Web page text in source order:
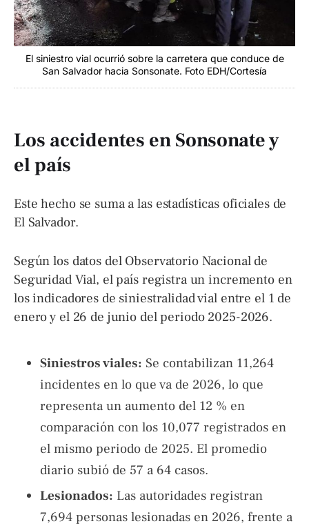
El siniestro vial ocurrió sobre la carretera que conduce de
San Salvador hacia Sonsonate. Foto EDH/Cortesía
Los accidentes en Sonsonate y
el país
Este hecho se suma a las estadísticas oficiales de
El Salvador.
Según los datos del Observatorio Nacional de
Seguridad Vial, el país registra un incremento en
los indicadores de siniestralidad vial entre el 1 de
enero y el 26 de junio del periodo 2025-2026.
Siniestros viales: Se contabilizan 11,264
incidentes en lo que va de 2026, lo que
representa un aumento del 12 % en
comparación con los 10,077 registrados en
el mismo periodo de 2025. El promedio
diario subió de 57 a 64 casos.
Lesionados: Las autoridades registran
7,694 personas lesionadas en 2026, frente a